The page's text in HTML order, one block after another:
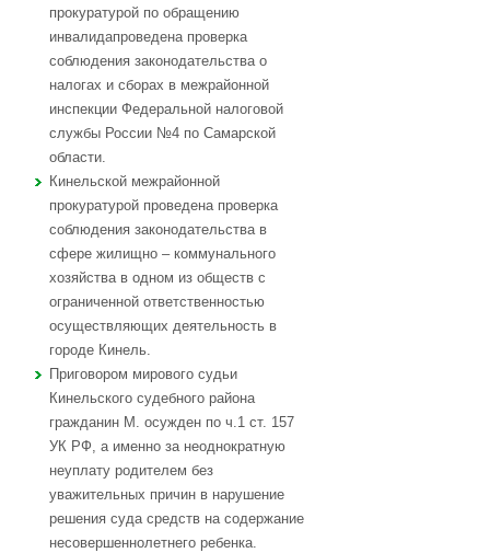
прокуратурой по обращению
инвалидапроведена проверка
соблюдения законодательства о
налогах и сборах в межрайонной
инспекции Федеральной налоговой
службы России №4 по Самарской
области.
Кинельской межрайонной
прокуратурой проведена проверка
соблюдения законодательства в
сфере жилищно – коммунального
хозяйства в одном из обществ с
ограниченной ответственностью
осуществляющих деятельность в
городе Кинель.
Приговором мирового судьи
Кинельского судебного района
гражданин М. осужден по ч.1 ст. 157
УК РФ, а именно за неоднократную
неуплату родителем без
уважительных причин в нарушение
решения суда средств на содержание
несовершеннолетнего ребенка.